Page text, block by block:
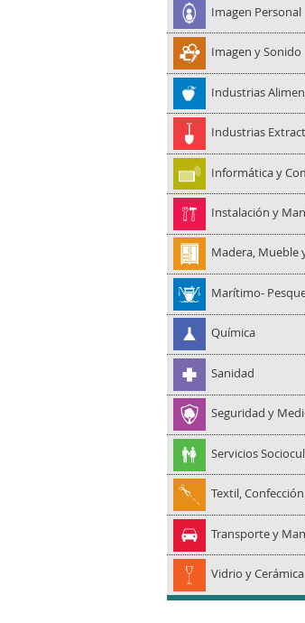
Imagen Personal
Imagen y Sonido
Industrias
Industrias
Informática y
Instalación y
Madera, Mueble
Marítimo-
Química
Sanidad
Seguridad y
Servicios
Textil,
Transporte y
Vidrio y Cerámica